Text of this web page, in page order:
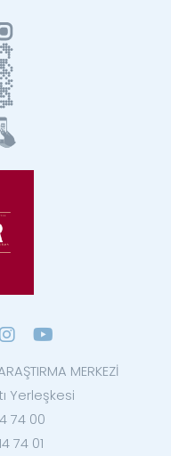
MERKEZİ
Yerleşkesi
74 00
74 01